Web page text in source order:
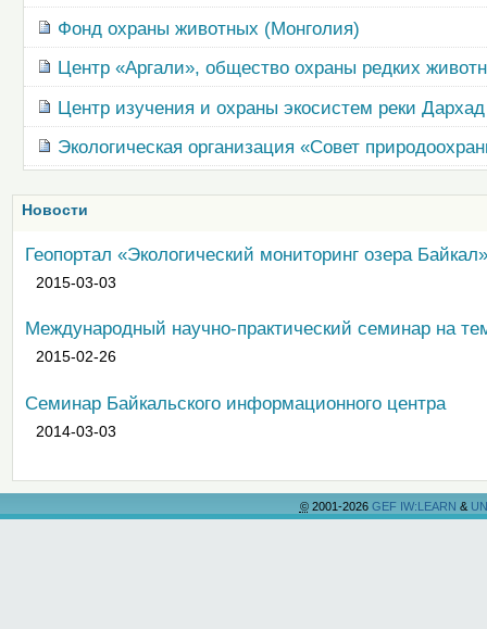
Фонд охраны животных (Монголия)
Центр «Аргали», общество охраны редких
Центр изучения и охраны экосистем реки
Экологическая организация «Совет
Новости
Геопортал «Экологический мониторинг озера
2015-03-03
Международный научно-практический семинар на
2015-02-26
Семинар Байкальского информационного центра
2014-03-03
©2001-2026 GEF IW:LEARN &